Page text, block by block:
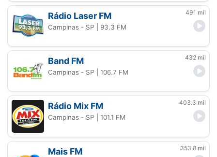
Rádio Laser FM 491 mil
Campinas - SP | 93.3 FM
Band FM 432 mil
Campinas - SP | 106.7 FM
Rádio Mix FM 403.3 mil
Campinas - SP | 101.1 FM
Mais FM 353.8 mil